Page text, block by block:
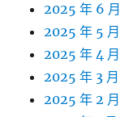
2025 年 6 月
2025 年 5 月
2025 年 4 月
2025 年 3 月
2025 年 2 月